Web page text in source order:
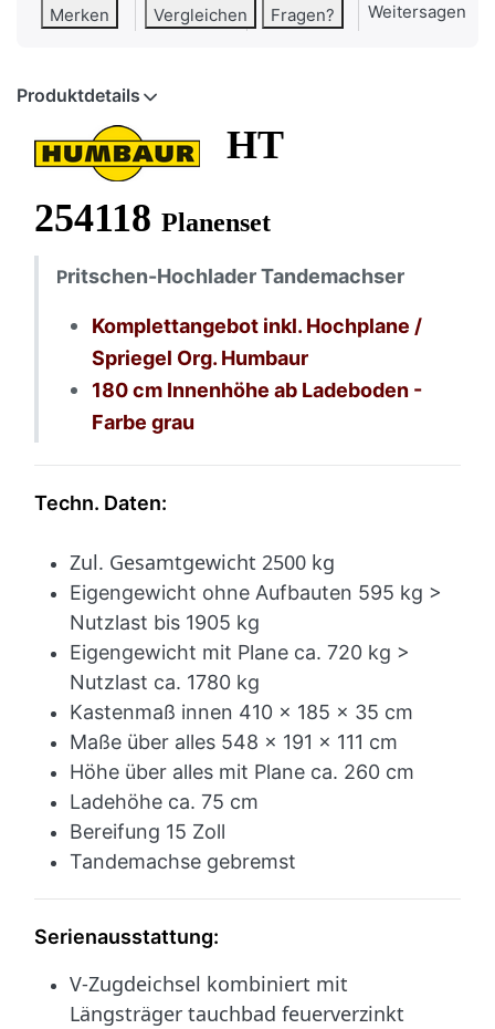
Merken Vergleichen Fragen? Weitersagen
Produktdetails
HT
254118 Planenset
Pritschen-Hochlader Tandemachser
Komplettangebot inkl. Hochplane /
Spriegel Org. Humbaur
180 cm Innenhöhe ab Ladeboden -
Farbe grau
Techn. Daten:
Zul. Gesamtgewicht 2500 kg
Eigengewicht ohne Aufbauten 595 kg >
Nutzlast bis 1905 kg
Eigengewicht mit Plane ca. 720 kg >
Nutzlast ca. 1780 kg
Kastenmaß innen 410 x 185 x 35 cm
Maße über alles 548 x 191 x 111 cm
Höhe über alles mit Plane ca. 260 cm
Ladehöhe ca. 75 cm
Bereifung 15 Zoll
Tandemachse gebremst
Serienausstattung:
V-Zugdeichsel kombiniert mit
Längsträger tauchbad feuerverzinkt